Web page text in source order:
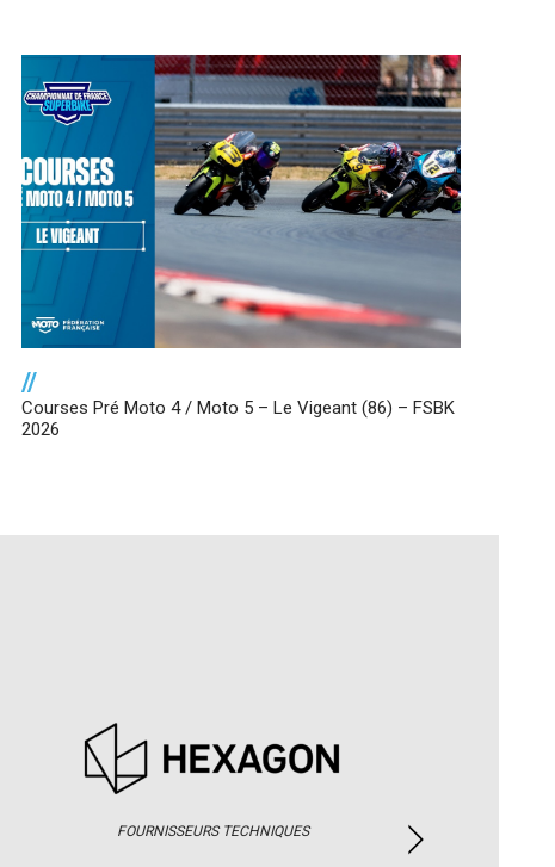
//
Courses Pré Moto 4 / Moto 5 – Le Vigeant (86) – FSBK
2026
FOURNISSEURS TECHNIQUES